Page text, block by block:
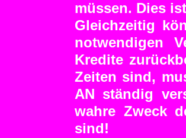
müssen. Dies
Gleichzeitig
notwendigen
Kredite
Zeiten sind,
AN ständig
wahre Zweck
sind!